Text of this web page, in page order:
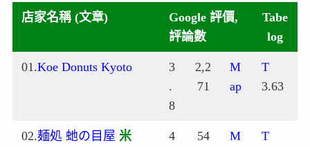
店家名稱 (文章)
Google 評價,
評論數
Tabe
log
01.Koe Donuts Kyoto
3
.
8
2,2
71
M
ap
T
3.63
02.麺処 虵の目屋 米
4
54
M
T